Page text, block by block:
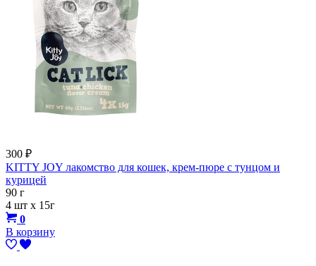
300 ₽
KITTY JOY лакомство для кошек, крем-пюре с тунцом и
курицей
90 г
4 шт х 15г
0
В корзину